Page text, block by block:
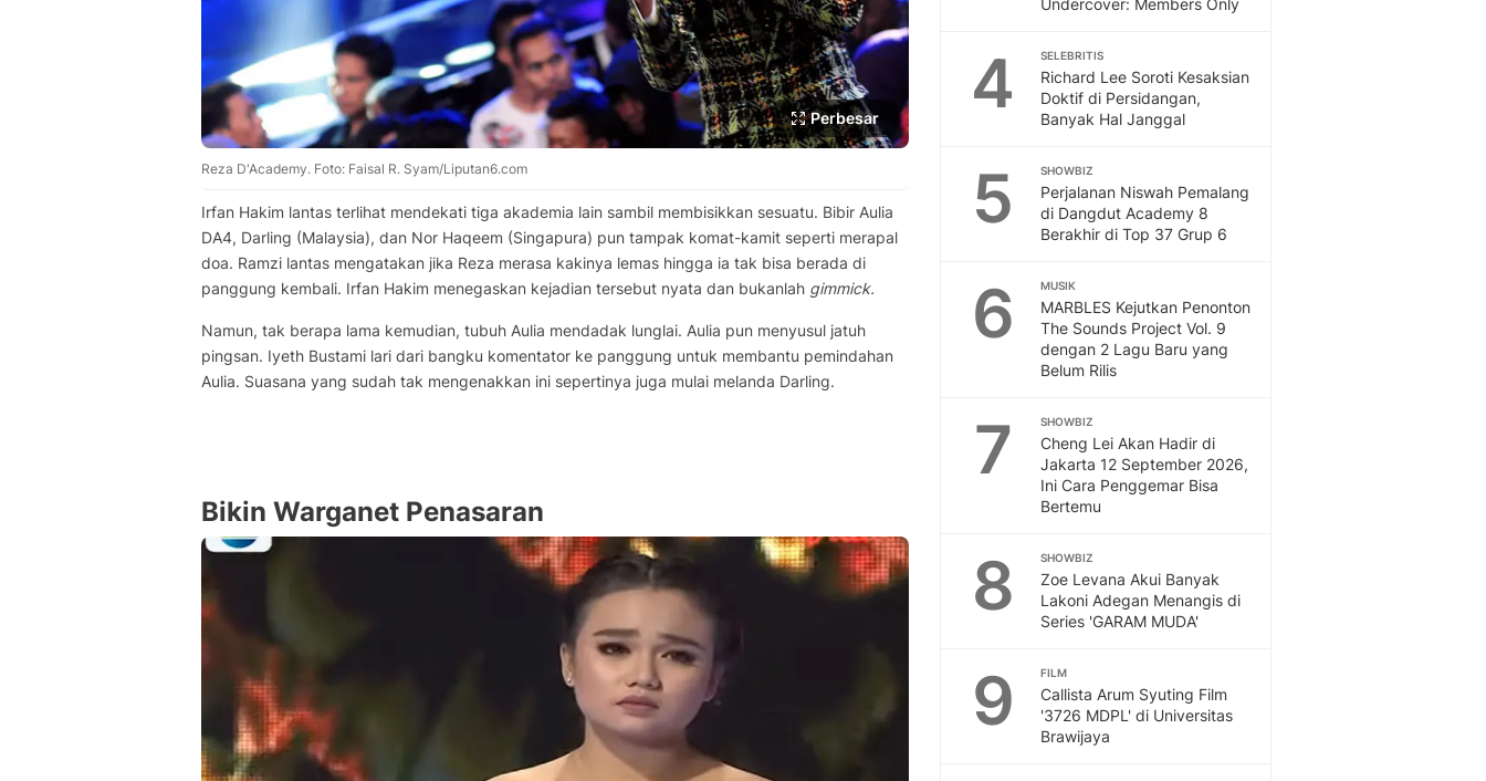
Perbesar
Reza D'Academy. Foto: Faisal R. Syam/Liputan6.com
Irfan Hakim lantas terlihat mendekati tiga akademia lain sambil membisikkan sesuatu. Bibir Aulia
DA4, Darling (Malaysia), dan Nor Haqeem (Singapura) pun tampak komat-kamit seperti merapal
doa. Ramzi lantas mengatakan jika Reza merasa kakinya lemas hingga ia tak bisa berada di
panggung kembali. Irfan Hakim menegaskan kejadian tersebut nyata dan bukanlah gimmick.
Namun, tak berapa lama kemudian, tubuh Aulia mendadak lunglai. Aulia pun menyusul jatuh
pingsan. Iyeth Bustami lari dari bangku komentator ke panggung untuk membantu pemindahan
Aulia. Suasana yang sudah tak mengenakkan ini sepertinya juga mulai melanda Darling.
Bikin Warganet Penasaran
Undercover: Members Only
4 SELEBRITIS
Richard Lee Soroti Kesaksian
Doktif di Persidangan,
Banyak Hal Janggal
5 SHOWBIZ
Perjalanan Niswah Pemalang
di Dangdut Academy 8
Berakhir di Top 37 Grup 6
6 MUSIK
MARBLES Kejutkan Penonton
The Sounds Project Vol. 9
dengan 2 Lagu Baru yang
Belum Rilis
7 SHOWBIZ
Cheng Lei Akan Hadir di
Jakarta 12 September 2026,
Ini Cara Penggemar Bisa
Bertemu
8 SHOWBIZ
Zoe Levana Akui Banyak
Lakoni Adegan Menangis di
Series 'GARAM MUDA'
9 FILM
Callista Arum Syuting Film
'3726 MDPL' di Universitas
Brawijaya